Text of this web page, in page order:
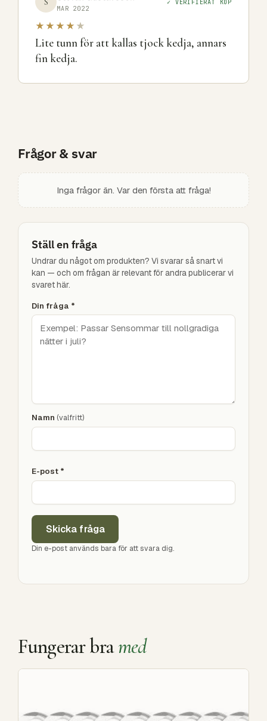
MAR 2022
✓ VERIFIERAT KÖP
★★★★ ★
Lite tunn för att kallas tjock kedja, annars
fin kedja.
Frågor & svar
Inga frågor än. Var den första att fråga!
Ställ en fråga
Undrar du något om produkten? Vi svarar så snart vi
kan — och om frågan är relevant för andra publicerar vi
svaret här.
Din fråga *
Namn (valfritt)
E-post *
Skicka fråga
Din e-post används bara för att svara dig.
Fungerar bramed